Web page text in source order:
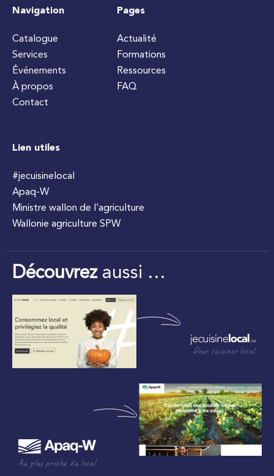
Navigation
Catalogue
Services
Événements
À propos
Contact
Pages
Actualité
Formations
Ressources
FAQ
Lien utiles
#jecuisinelocal
Apaq-W
Ministre wallon de l’agriculture
Wallonie agriculture SPW
Découvrezaussi …
Pour cuisiner local
Au plus proche du local